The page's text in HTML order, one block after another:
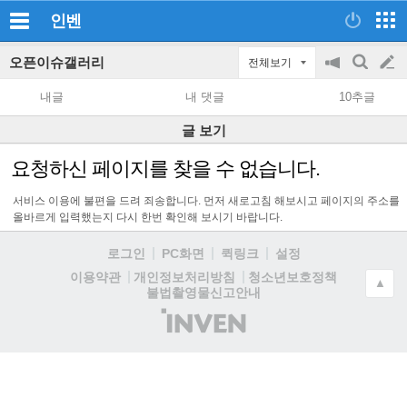
인벤
오픈이슈갤러리 전체보기
공
지
on/off
검
색
글
쓰
기
내글 내 댓글 10추글
글 보기
요청하신 페이지를 찾을 수 없습니다.
서비스 이용에 불편을 드려 죄송합니다. 먼저 새로고침 해보시고 페이지의 주소를
올바르게 입력했는지 다시 한번 확인해 보시기 바랍니다.
로그인 PC화면 퀵링크
설정
이용약관
개인정보처리방침
청소년보호정책
불법촬영물신고안내
(주)
인
▲